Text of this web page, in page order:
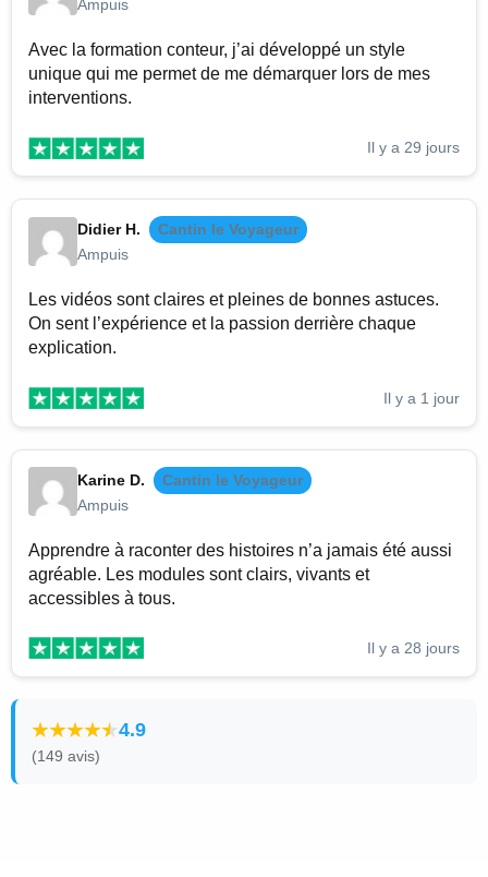
Ampuis
Avec la formation conteur, j’ai développé un style
unique qui me permet de me démarquer lors de mes
interventions.
Il y a 29 jours
Didier H.
Cantin le Voyageur
Ampuis
Les vidéos sont claires et pleines de bonnes astuces.
On sent l’expérience et la passion derrière chaque
explication.
Il y a 1 jour
Karine D.
Cantin le Voyageur
Ampuis
Apprendre à raconter des histoires n’a jamais été aussi
agréable. Les modules sont clairs, vivants et
accessibles à tous.
Il y a 28 jours
4.9
(149 avis)